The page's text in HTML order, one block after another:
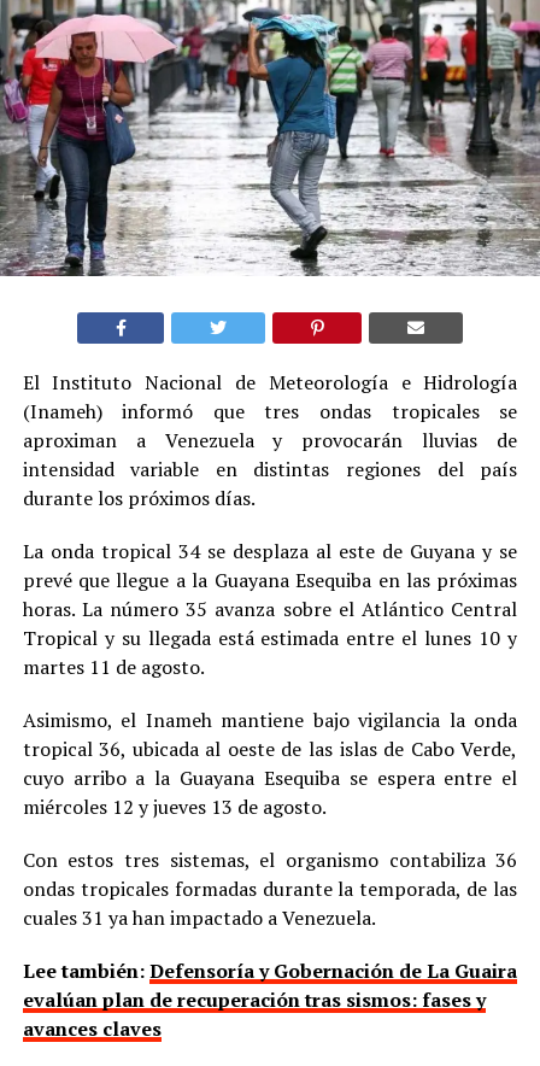
El Instituto Nacional de Meteorología e Hidrología
(Inameh) informó que tres ondas tropicales se
aproximan a Venezuela y provocarán lluvias de
intensidad variable en distintas regiones del país
durante los próximos días.
La onda tropical 34 se desplaza al este de Guyana y se
prevé que llegue a la Guayana Esequiba en las próximas
horas. La número 35 avanza sobre el Atlántico Central
Tropical y su llegada está estimada entre el lunes 10 y
martes 11 de agosto.
Asimismo, el Inameh mantiene bajo vigilancia la onda
tropical 36, ubicada al oeste de las islas de Cabo Verde,
cuyo arribo a la Guayana Esequiba se espera entre el
miércoles 12 y jueves 13 de agosto.
Con estos tres sistemas, el organismo contabiliza 36
ondas tropicales formadas durante la temporada, de las
cuales 31 ya han impactado a Venezuela.
Lee también:Defensoría y Gobernación de La Guaira
evalúan plan de recuperación tras sismos: fases y
avances claves